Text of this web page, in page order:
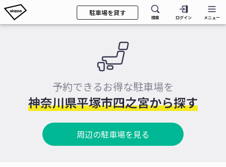
駐車場を貸す
検索 ログイン メニュー
予約できるお得な駐車場を
神奈川県平塚市四之宮から探す
周辺の駐車場を見る